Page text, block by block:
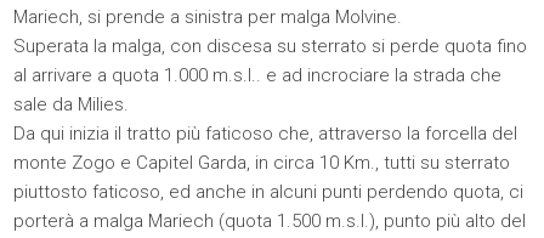
Mariech, si prende a sinistra per malga Molvine.
Superata la malga, con discesa su sterrato si perde quota fino
al arrivare a quota 1.000 m.s.l.. e ad incrociare la strada che
sale da Milies.
Da qui inizia il tratto più faticoso che, attraverso la forcella del
monte Zogo e Capitel Garda, in circa 10 Km., tutti su sterrato
piuttosto faticoso, ed anche in alcuni punti perdendo quota, ci
porterà a malga Mariech (quota 1.500 m.s.l.), punto più alto del